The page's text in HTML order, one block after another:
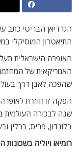
הגרדיאן הבריטי כתב
התיאטרון המוסיקלי
האופרה הישראלית
האמריקאית של
שהפכה לאבן דרך
שנה לבכורה העולמית
בלונדון, פריס, ברלין
רומיאו ויוליה בשכונות